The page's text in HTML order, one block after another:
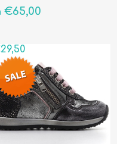
€65,00